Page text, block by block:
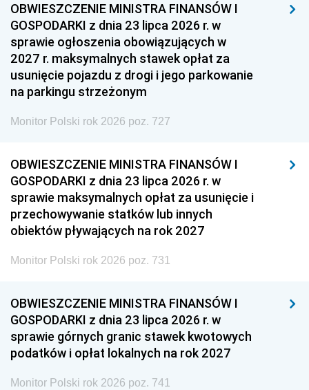
OBWIESZCZENIE MINISTRA FINANSÓW I
GOSPODARKI z dnia 23 lipca 2026 r. w
sprawie ogłoszenia obowiązujących w
2027 r. maksymalnych stawek opłat za
usunięcie pojazdu z drogi i jego parkowanie
na parkingu strzeżonym
Monitor Polski rok 2026 poz. 727
OBWIESZCZENIE MINISTRA FINANSÓW I
GOSPODARKI z dnia 23 lipca 2026 r. w
sprawie maksymalnych opłat za usunięcie i
przechowywanie statków lub innych
obiektów pływających na rok 2027
Monitor Polski rok 2026 poz. 731
OBWIESZCZENIE MINISTRA FINANSÓW I
GOSPODARKI z dnia 23 lipca 2026 r. w
sprawie górnych granic stawek kwotowych
podatków i opłat lokalnych na rok 2027
Monitor Polski rok 2026 poz. 741